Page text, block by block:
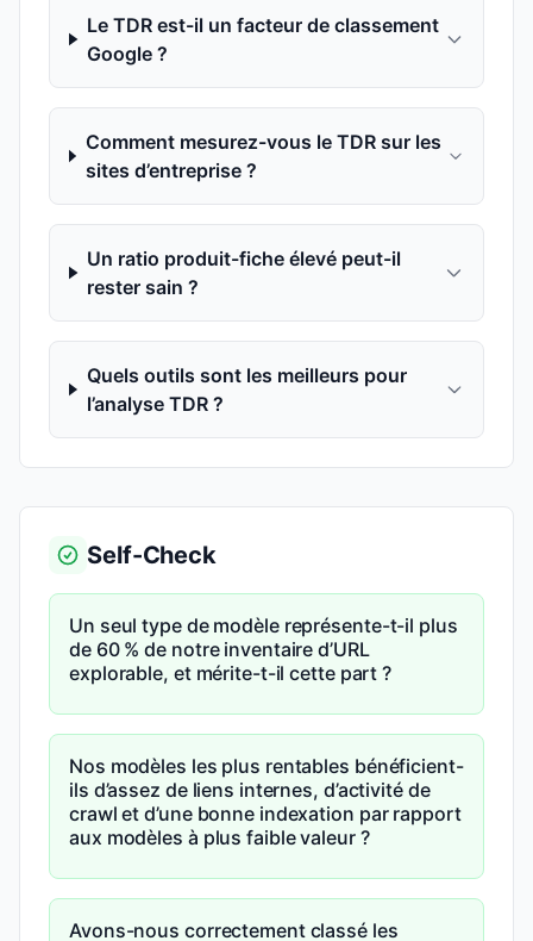
Le TDR est-il un facteur de classement
Google ?
Comment mesurez-vous le TDR sur les
sites d’entreprise ?
Un ratio produit-fiche élevé peut-il
rester sain ?
Quels outils sont les meilleurs pour
l’analyse TDR ?
Self-Check
Un seul type de modèle représente-t-il plus
de 60 % de notre inventaire d’URL
explorable, et mérite-t-il cette part ?
Nos modèles les plus rentables bénéficient-
ils d’assez de liens internes, d’activité de
crawl et d’une bonne indexation par rapport
aux modèles à plus faible valeur ?
Avons-nous correctement classé les